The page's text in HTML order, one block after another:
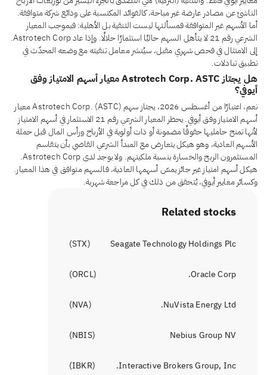
الناشئ عن مصادر عارضة غير مباحة، كالفوائد المكتسبة على ودائع شركة متوافقة.
أما الأسهم غير المتوافقة فمسألتها ليست التنقية بل الأهلية: فبموجب المعيار
الشرعي رقم 21 لا يتأهل السهم حاليًا استثمارًا حلالًا. وإذا عاد Astrotech Corp.
إلى الامتثال في فحص شهري مقبل، سيُنشر معامل تنقيته مع وضعه المحدّث في
تطبيق تبادلات.
هل يجتاز Astrotech Corp. ASTC معيار أسهم الامتياز وفق
أيوفي؟
نعم، اعتبارًا من أغسطس 2026، يجتاز سهم Astrotech Corp. (ASTC) معيار
أسهم الامتياز وفق أيوفي. يحظر المعيار الشرعي رقم 21 الاستثمار في أسهم الامتياز
لأنها تمنح حامليها حقوقًا مضمونة أو ذات أولوية في الأرباح ورأس المال قبل حملة
الأسهم العادية، وهو هيكل يتعارض مع المبدأ الشرعي القاضي بأن يتقاسم
المستثمرون الربح والخسارة بنسبة ملكيتهم. ولا يوجد لدى Astrotech Corp.
هيكل أسهم امتياز غير جائز يمسّ أسهمها العادية، فالسهم متوافق في هذا المعيار.
وكسائر معايير أيوفي، يُتحقق من ذلك في كل مراجعة شهرية.
Related stocks
Seagate Technology Holdings Plc
(
STX
)
Oracle Corp.
(
ORCL
)
NuVista Energy Ltd.
(
NVA
)
Nebius Group NV
(
NBIS
)
Interactive Brokers Group, Inc.
(
IBKR
)